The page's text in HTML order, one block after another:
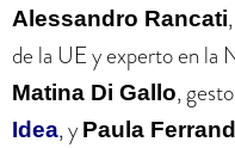
Alessandro Rancati
de la UE y experto en la
Matina Di Gallo,
Idea, y Paula